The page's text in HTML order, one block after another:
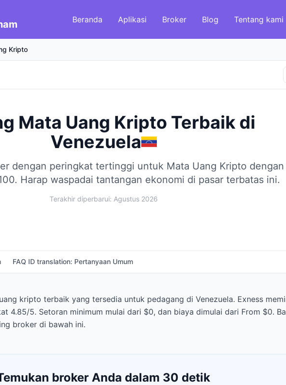
Beranda Aplikasi Broker Blog Tentang kami
Kripto
Mata Uang Kripto Terbaik di
Venezuela
dengan peringkat tertinggi untuk Mata Uang Kripto dengan
Harap waspadai tantangan ekonomi di pasar terbatas ini.
Terakhir diperbarui: Agustus 2026
FAQ ID translation: Pertanyaan Umum
kripto terbaik yang tersedia untuk pedagang di Venezuela. Exness
4.85/5. Setoran minimum mulai dari $0, dan biaya dimulai dari From $0.
broker di bawah ini.
broker Anda dalam 30 detik